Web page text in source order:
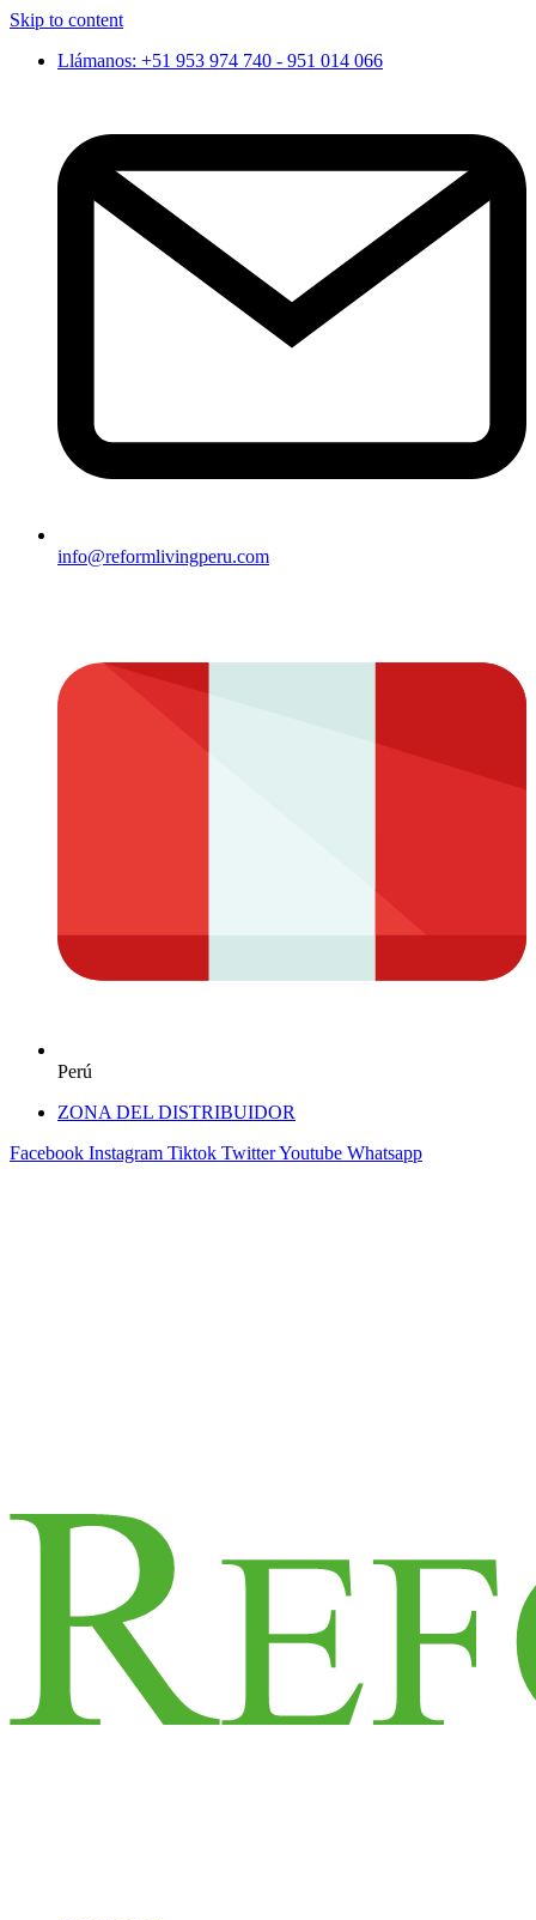
Skip to content
Llámanos: +51 953 974 740 - 951 014 066
info@reformlivingperu.com
Perú
ZONA DEL DISTRIBUIDOR
Facebook Instagram Tiktok TwitterYoutube Whatsapp